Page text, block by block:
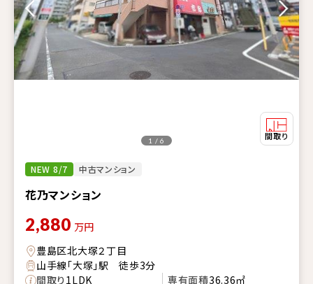
NEW 8/7 中古マンション
花乃マンション
1 / 6
2,880 万円
豊島区北大塚２丁目
山手線「大塚」駅 徒歩3分
間取り1LDK 専有面積36.36㎡